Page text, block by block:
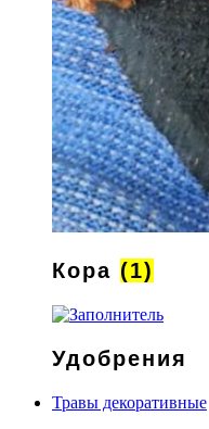
Кора (1)
Удобрения
Травы декоративные